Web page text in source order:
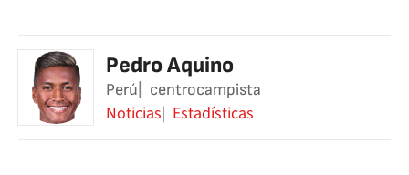
Pedro Aquino
Perú centrocampista
Noticias Estadísticas